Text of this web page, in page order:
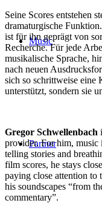
Music
Partner
Seine Scores entstehen
dramaturgische
ist für ihn geprägt von
Recherche. Für jede
musikalische Sprache,
nach neuen
sich so schrittweise
unterstützt, sondern sie
Gregor Schwellenbach
provider. For him, music
telling stories and
film scores, he stays
paying close attention to
his soundscapes “from
commentary”.